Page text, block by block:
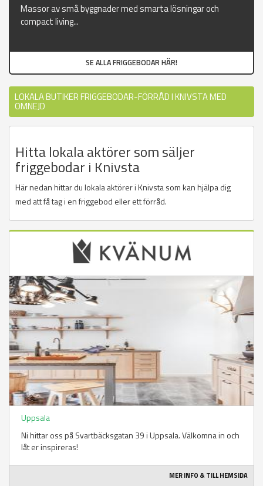
Massor av små byggnader med smarta lösningar och
compact living...
SE ALLA FRIGGEBODAR HÄR!
LOKALA BUTIKER FRIGGEBODAR-FÖRRÅD I KNIVSTA MED
OMNEJD
Hitta lokala aktörer som säljer
friggebodar i Knivsta
Här nedan hittar du lokala aktörer i Knivsta som kan hjälpa dig
med att få tag i en friggebod eller ett förråd.
Uppsala
Ni hittar oss på Svartbäcksgatan 39 i Uppsala. Välkomna in och
låt er inspireras!
MER INFO & TILL HEMSIDA